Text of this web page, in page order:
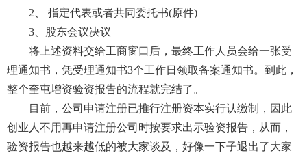
2、 指定代表或者共同委托书(原件)
3、股东会议决议
将上述资料交给工商窗口后，最终工作人员会给一张受
理通知书，凭受理通知书3个工作日领取备案通知书。到此，
整个奎屯增资验资报告的流程就完结了。
目前，公司申请注册已推行注册资本实行认缴制，因此
创业人不用再申请注册公司时按要求出示验资报告，从而，
验资报告也越来越低的被大家谈及，好像一下子退出了大家